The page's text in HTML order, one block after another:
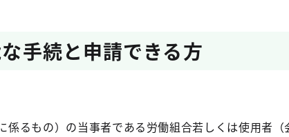
手続と申請できる方
係るもの）の当事者である労働組合若しくは使用者（